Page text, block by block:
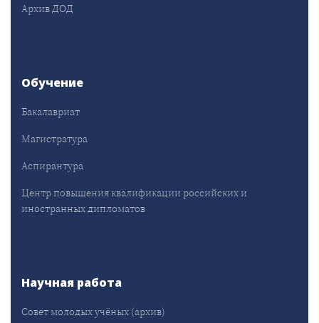
Архив ДОД
Обучение
Бакалавриат
Магистратура
Аспирантура
Центр повышения квалификации российских и
иностранных дипломатов
Научная работа
Совет молодых учёных (архив)